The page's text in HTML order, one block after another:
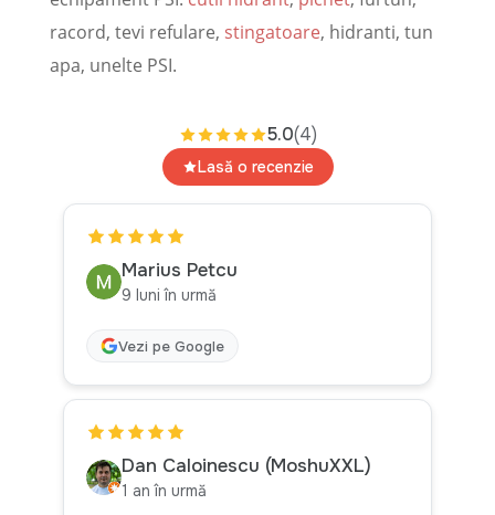
racord, tevi refulare, stingatoare, hidranti, tun
apa, unelte PSI.